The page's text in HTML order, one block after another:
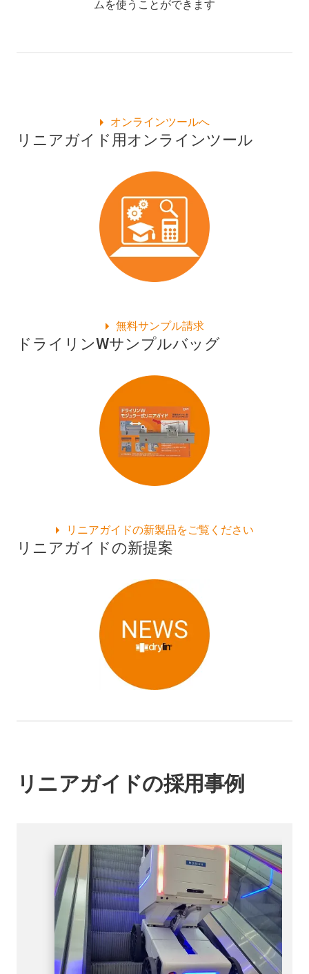
ムを使うことができます
リニアガイド用オンラインツール
オンラインツールへ
ドライリンWサンプルバッグ
無料サンプル請求
リニアガイドの新提案
リニアガイドの新製品をご覧ください
リニアガイドの採用事例